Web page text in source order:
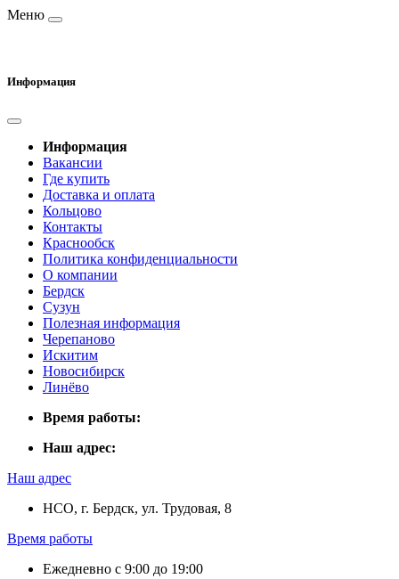
Меню
Информация
Информация
Вакансии
Где купить
Доставка и оплата
Кольцово
Контакты
Краснообск
Политика конфиденциальности
О компании
Бердск
Сузун
Полезная информация
Черепаново
Искитим
Новосибирск
Линёво
Время работы:
Наш адрес:
Наш адрес
НСО, г. Бердск, ул. Трудовая, 8
Время работы
Ежедневно с 9:00 до 19:00